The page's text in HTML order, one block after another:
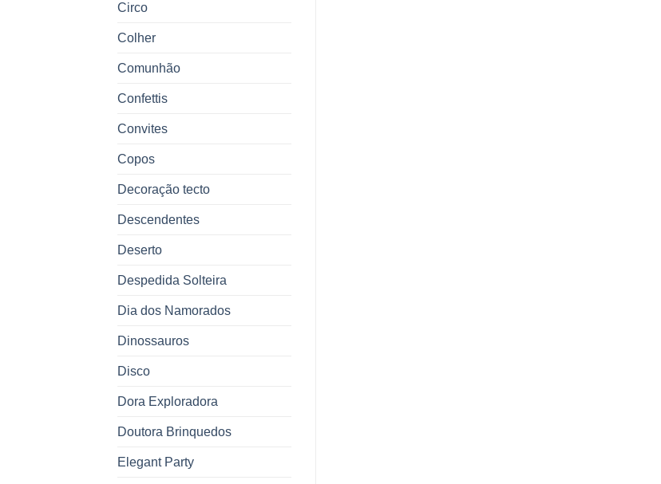
Circo
Colher
Comunhão
Confettis
Convites
Copos
Decoração tecto
Descendentes
Deserto
Despedida Solteira
Dia dos Namorados
Dinossauros
Disco
Dora Exploradora
Doutora Brinquedos
Elegant Party